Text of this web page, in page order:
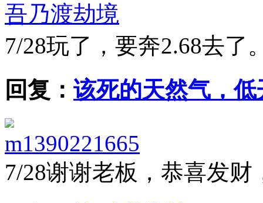
吾乃渡劫境
7/28玩了，要奔2.68去了
回复： 该死的天然气，
m1390221665
7/28谢谢老板，恭喜发财